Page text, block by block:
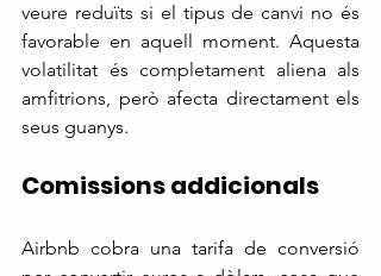
veure reduïts si el tipus de canvi no és
favorable en aquell moment. Aquesta
volatilitat és completament aliena als
amfitrions, però afecta directament els
seus guanys.
Comissions addicionals
Airbnb cobra una tarifa de conversió